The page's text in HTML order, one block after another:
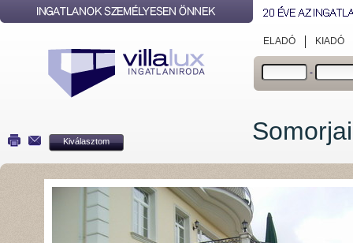
ELADÓ KIADÓ
-
Kiválasztom